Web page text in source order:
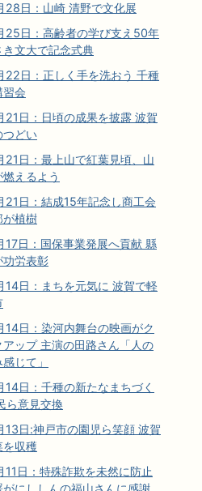
28日：山崎 清野で文化展
25日：高齢者の学び支え50年
き文大で記念式典
22日：正しく手を洗おう 千種
習会
21日：日頃の成果を披露 波賀
つどい
21日：最上山で紅葉見頃、山
えるよう
21日：結成15年記念し商工会
が植樹
17日：国保事業発展へ貢献 縣
功労表彰
14日：まちを元気に 波賀で軽
14日：染河内舞台の映画がク
アップ 主演の田路さん「人の
じて」
14日：千種の新たなまちづく
ら意見交換
13日:神戸市の園児ら笑顔 波賀
を収穫
11日：特殊詐欺を未然に防止
がにししんの福山さんに感謝